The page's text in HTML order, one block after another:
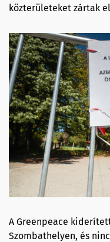
közterületeket zártak
A Greenpeace
Szombathelyen, és